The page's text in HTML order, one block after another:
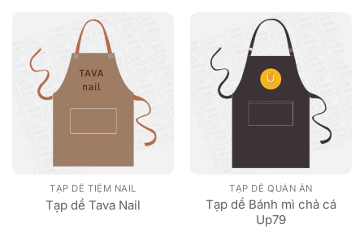
TẠP DỀ TIỆM NAIL
Tạp dề Tava Nail
TẠP DỀ QUÁN ĂN
Tạp dề Bánh mì chả cá
Up79